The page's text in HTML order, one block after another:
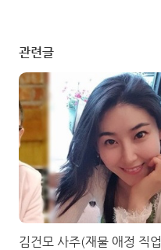
관련글
김건모 사주(재물 애정 직업